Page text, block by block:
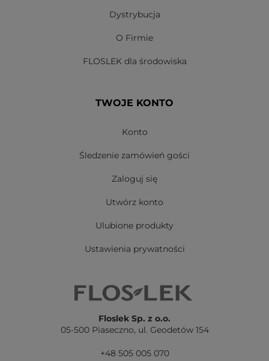
Dystrybucja
O Firmie
FLOSLEK dla środowiska
TWOJE KONTO
Konto
Śledzenie zamówień gości
Zaloguj się
Utwórz konto
Ulubione produkty
Ustawienia prywatności
Floslek Sp. z o.o.
05-500 Piaseczno, ul. Geodetów 154
+48 505 005 070